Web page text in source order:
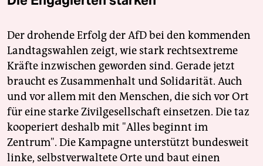
Der drohende Erfolg der AfD bei den kommenden
Landtagswahlen zeigt, wie stark rechtsextreme
Kräfte inzwischen geworden sind. Gerade jetzt
braucht es Zusammenhalt und Solidarität. Auch
und vor allem mit den Menschen, die sich vor Ort
für eine starke Zivilgesellschaft einsetzen. Die taz
kooperiert deshalb mit "Alles beginnt im
Zentrum". Die Kampagne unterstützt bundesweit
linke, selbstverwaltete Orte und baut einen